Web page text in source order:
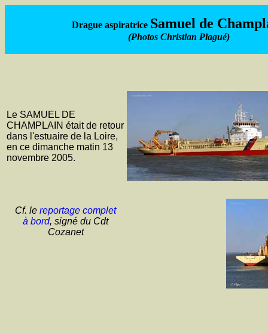
Drague aspiratrice Samuel de
(Photos Christian Plagué)
Le SAMUEL DE
CHAMPLAIN était de retour
dans l'estuaire de la Loire,
en ce dimanche matin 13
novembre 2005.
Cf. le reportage complet
à bord, signé du Cdt
Cozanet